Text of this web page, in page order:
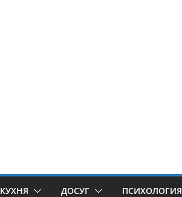
КУХНЯ ДОСУГ ПСИХОЛОГИЯ